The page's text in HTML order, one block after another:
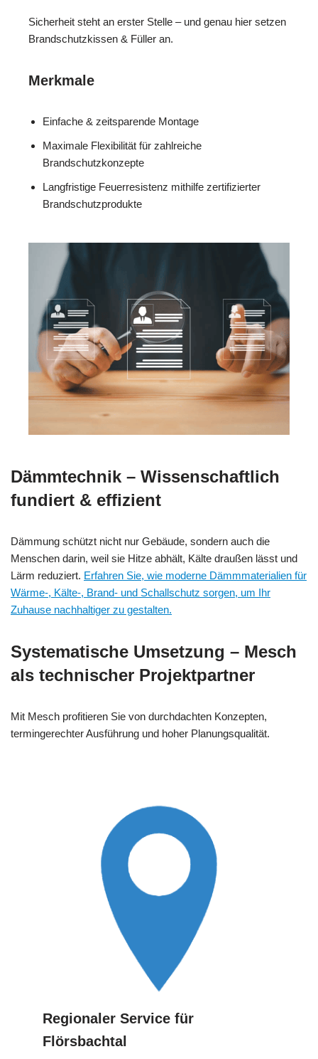
Sicherheit steht an erster Stelle – und genau hier setzen
Brandschutzkissen & Füller an.
Merkmale
Einfache & zeitsparende Montage
Maximale Flexibilität für zahlreiche
Brandschutzkonzepte
Langfristige Feuerresistenz mithilfe zertifizierter
Brandschutzprodukte
Dämmtechnik – Wissenschaftlich
fundiert & effizient
Dämmung schützt nicht nur Gebäude, sondern auch die
Menschen darin, weil sie Hitze abhält, Kälte draußen lässt und
Lärm reduziert. Erfahren Sie, wie moderne Dämmmaterialien für
Wärme-, Kälte-, Brand- und Schallschutz sorgen, um Ihr
Zuhause nachhaltiger zu gestalten.
Systematische Umsetzung – Mesch
als technischer Projektpartner
Mit Mesch profitieren Sie von durchdachten Konzepten,
termingerechter Ausführung und hoher Planungsqualität.
Regionaler Service für
Flörsbachtal